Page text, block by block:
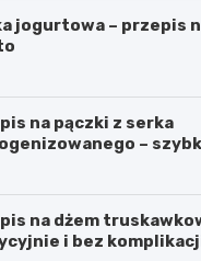
jogurtowa – przepis
na pączki z serka
–
na dżem
i bez